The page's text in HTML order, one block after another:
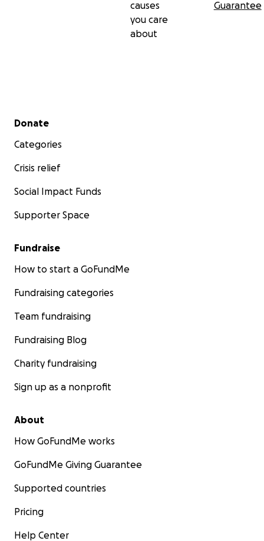
causes
you care
about
Guarantee
Secondary menu
Donate
Categories
Crisis relief
Social Impact Funds
Supporter Space
Fundraise
How to start a GoFundMe
Fundraising categories
Team fundraising
Fundraising Blog
Charity fundraising
Sign up as a nonprofit
About
How GoFundMe works
GoFundMe Giving Guarantee
Supported countries
Pricing
Help Center